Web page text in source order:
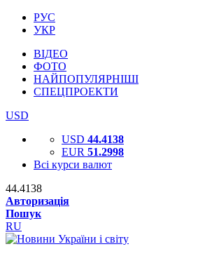
РУС
УКР
ВІДЕО
ФОТО
НАЙПОПУЛЯРНІШІ
СПЕЦПРОЕКТИ
USD
USD 44.4138
EUR 51.2998
Всі курси валют
44.4138
Авторизація
Пошук
RU